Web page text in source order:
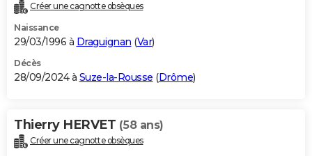
Créer une cagnotte obsèques
Naissance
29/03/1996 à Draguignan (Var)
Décès
28/09/2024 à Suze-la-Rousse (Drôme)
Thierry HERVET (58 ans)
Créer une cagnotte obsèques